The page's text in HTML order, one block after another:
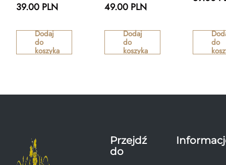
39.00 PLN
Dodaj
do
koszyka
49.00 PLN
Dodaj
do
koszyka
do
Przejdź
do